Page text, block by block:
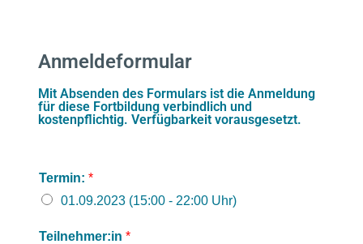
Anmeldeformular
Mit Absenden des Formulars ist die Anmeldung
für diese Fortbildung verbindlich und
kostenpflichtig. Verfügbarkeit vorausgesetzt.
Termin:*
01.09.2023 (15:00 - 22:00 Uhr)
Teilnehmer:in*